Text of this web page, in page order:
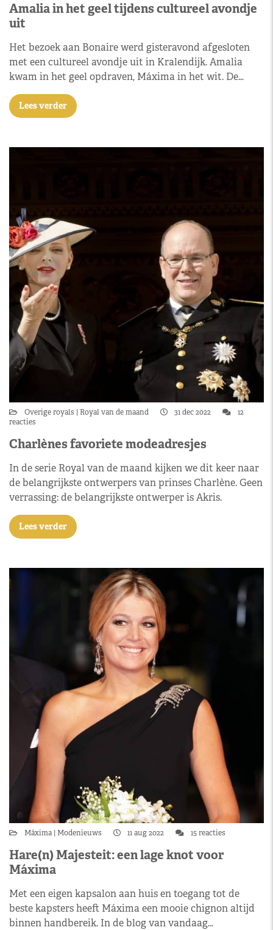
Amalia in het geel tijdens cultureel avondje
uit
Het bezoek aan Bonaire werd gisteravond afgesloten
met een cultureel avondje uit in Kralendijk. Amalia
kwam in het geel opdraven, Máxima in het wit. De…
Lees verder
Overige royals Royal van de maand 31 dec 2022
12
reacties
Charlènes favoriete modeadresjes
In de serie Royal van de maand kijken we dit keer naar
de belangrijkste ontwerpers van prinses Charlène. Geen
verrassing: de belangrijkste ontwerper is Akris.
Lees verder
Máxima Modenieuws 11 aug 2022 15 reacties
Hare(n) Majesteit: een lage knot voor
Máxima
Met een eigen kapsalon aan huis en toegang tot de
beste kapsters heeft Máxima een mooie chignon altijd
binnen handbereik. In de blog van vandaag…